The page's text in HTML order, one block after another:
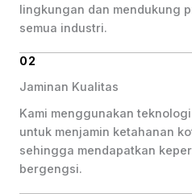
lingkungan dan mendukung
semua industri.
02
Jaminan Kualitas
Kami menggunakan
untuk menjamin ketahanan
sehingga mendapatkan
bergengsi.